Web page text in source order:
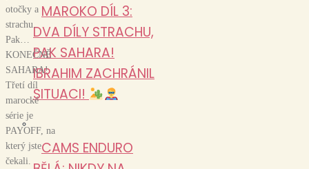
MAROKO DÍL 3:
DVA DÍLY STRACHU,
PAK SAHARA!
IBRAHIM ZACHRÁNIL
SITUACI!
CAMS ENDURO
otočky a
strachu.
Pak…
KONEČNĚ
SAHARA!
Třetí díl
marocké
série je
PAYOFF, na
který jste
čekali.